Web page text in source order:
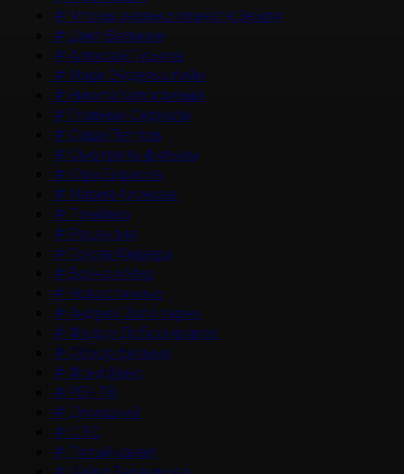
# Что мы знаем о планете Земля
# Цикл Великие
#Алексей Гуськов
# Марк Эйдельштейн
# Никита Кологривый
# Главные Сериалы
# Саша Петров
# Смотреть фильмы
# Юра Борисов
# Мария Аронова
# Трейлер
# Рецензия
# После Фишера
# Война и Мир
# Новости кино
#Андрей Золотарев
# Федор Добронравов
# Обзор фильма
# Фонд Кино
# РЕН ТВ
# Домашний
# СТС
# Пятый канал